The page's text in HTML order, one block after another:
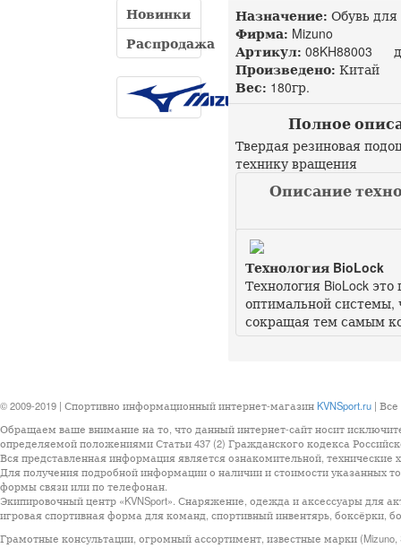
Новинки
Распродажа
Назначение: Обувь
Фирма: Mizuno
Артикул: 08KH88003
Произведено: Китай
Вес: 180гр.
Полное
Твердая резиновая
технику вращения
Описание
Технология BioLock
Технология BioLock
оптимальной системы,
сокращая тем самым
© 2009-2019 | Спортивно информационный интернет-магазин KVNSport.ru |
Обращаем ваше внимание на то, что данный интернет-сайт носит
определяемой положениями Статьи 437 (2) Гражданского кодекса
Вся представленная информация является ознакомительной, технические
Для получения подробной информации о наличии и стоимости указанных
формы связи или по телефонан.
Экипировочный центр «KVNSport». Снаряжение, одежда и аксессуары для
игровая спортивная форма для команд, спортивный инвентярь, боксёрки,
Грамотные консультации, огромный ассортимент, известные марки (Mizuno,